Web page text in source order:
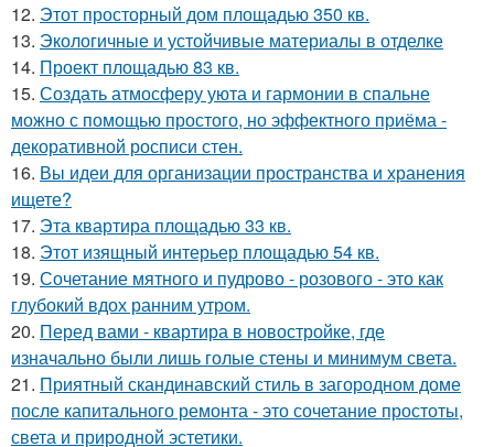
12. Этот просторный дом площадью 350 кв.
13. Экологичные и устойчивые материалы в отделке
14. Проект площадью 83 кв.
15. Создать атмосферу уюта и гармонии в спальне
можно с помощью простого, но эффектного приёма -
декоративной росписи стен.
16. Вы идеи для организации пространства и хранения
ищете?
17. Эта квартира площадью 33 кв.
18. Этот изящный интерьер площадью 54 кв.
19. Сочетание мятного и пудрово - розового - это как
глубокий вдох ранним утром.
20. Перед вами - квартира в новостройке, где
изначально были лишь голые стены и минимум света.
21. Приятный скандинавский стиль в загородном доме
после капитального ремонта - это сочетание простоты,
света и природной эстетики.